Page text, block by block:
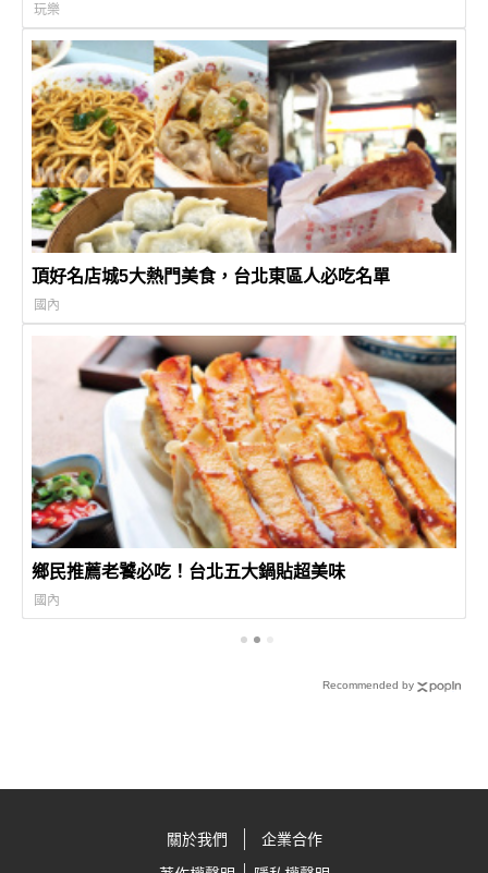
玩樂
頂好名店城5大熱門美食，台北東區人必吃名單
國內
鄉民推薦老饕必吃！台北五大鍋貼超美味
國內
Recommended by
關於我們
企業合作